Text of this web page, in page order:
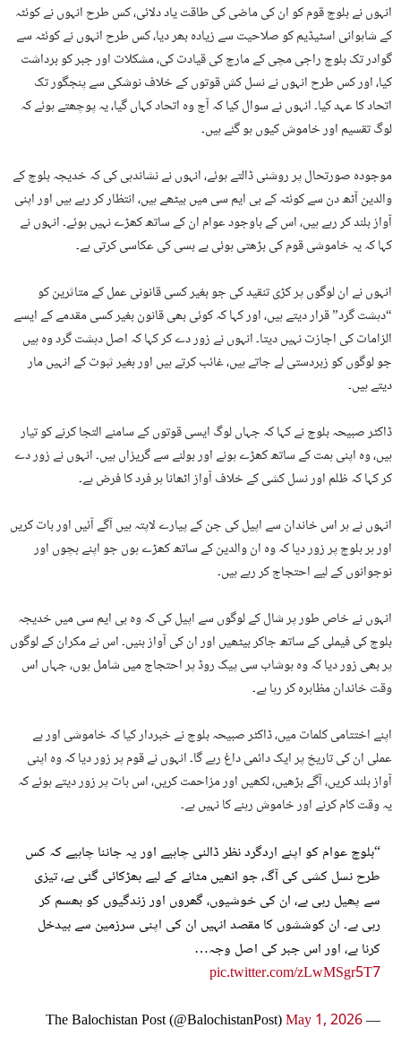
انہوں نے بلوچ قوم کو ان کی ماضی کی طاقت یاد دلائی، کس طرح انہوں نے کوئٹہ
کے شاہوانی اسٹیڈیم کو صلاحیت سے زیادہ بھر دیا، کس طرح انہوں نے کوئٹہ سے
گوادر تک بلوچ راجی مچی کے مارچ کی قیادت کی، مشکلات اور جبر کو برداشت
کیا، اور کس طرح انہوں نے نسل کش قوتوں کے خلاف نوشکی سے پنجگور تک
اتحاد کا عہد کیا۔ انہوں نے سوال کیا کہ آج وہ اتحاد کہاں گیا، یہ پوچھتے ہوئے کہ
لوگ تقسیم اور خاموش کیوں ہو گئے ہیں۔
موجودہ صورتحال پر روشنی ڈالتے ہوئے، انہوں نے نشاندہی کی کہ خدیجہ بلوچ کے
والدین آٹھ دن سے کوئٹہ کے بی ایم سی میں بیٹھے ہیں، انتظار کر رہے ہیں اور اپنی
آواز بلند کر رہے ہیں، اس کے باوجود عوام ان کے ساتھ کھڑے نہیں ہوئے۔ انہوں نے
کہا کہ یہ خاموشی قوم کی بڑھتی ہوئی بے بسی کی عکاسی کرتی ہے۔
انہوں نے ان لوگوں پر کڑی تنقید کی جو بغیر کسی قانونی عمل کے متاثرین کو
“دہشت گرد” قرار دیتے ہیں، اور کہا کہ کوئی بھی قانون بغیر کسی مقدمے کے ایسے
الزامات کی اجازت نہیں دیتا۔ انہوں نے زور دے کر کہا کہ اصل دہشت گرد وہ ہیں
جو لوگوں کو زبردستی لے جاتے ہیں، غائب کرتے ہیں اور بغیر ثبوت کے انہیں مار
دیتے ہیں۔
ڈاکٹر صبیحہ بلوچ نے کہا کہ جہاں لوگ ایسی قوتوں کے سامنے التجا کرنے کو تیار
ہیں، وہ اپنی ہمت کے ساتھ کھڑے ہونے اور بولنے سے گریزاں ہیں۔ انہوں نے زور دے
کر کہا کہ ظلم اور نسل کشی کے خلاف آواز اٹھانا ہر فرد کا فرض ہے۔
انہوں نے ہر اس خاندان سے اپیل کی جن کے پیارے لاپتہ ہیں آگے آئیں اور بات کریں
اور ہر بلوچ پر زور دیا کہ وہ ان والدین کے ساتھ کھڑے ہوں جو اپنے بچوں اور
نوجوانوں کے لیے احتجاج کر رہے ہیں۔
انہوں نے خاص طور پر شال کے لوگوں سے اپیل کی کہ وہ بی ایم سی میں خدیجہ
بلوچ کی فیملی کے ساتھ جاکر بیٹھیں اور ان کی آواز بنیں۔ اس نے مکران کے لوگوں
پر بھی زور دیا کہ وہ ہوشاب سی پیک روڈ پر احتجاج میں شامل ہوں، جہاں اس
وقت خاندان مظاہرہ کر رہا ہے۔
اپنے اختتامی کلمات میں، ڈاکٹر صبیحہ بلوچ نے خبردار کیا کہ خاموشی اور بے
عملی ان کی تاریخ پر ایک دائمی داغ رہے گا۔ انہوں نے قوم پر زور دیا کہ وہ اپنی
آواز بلند کریں، آگے بڑھیں، لکھیں اور مزاحمت کریں، اس بات پر زور دیتے ہوئے کہ
یہ وقت کام کرنے اور خاموش رہنے کا نہیں ہے۔
“بلوچ عوام کو اپنے اردگرد نظر ڈالنی چاہیے اور یہ جاننا چاہیے کہ کس
طرح نسل کشی کی آگ، جو انھیں مٹانے کے لیے بھڑکائی گئی ہے، تیزی
سے پھیل رہی ہے، ان کی خوشیوں، گھروں اور زندگیوں کو بھسم کر
رہی ہے۔ ان کوششوں کا مقصد انہیں ان کی اپنی سرزمین سے بیدخل
کرنا ہے، اور اس جبر کی اصل وجہ…
pic.twitter.com/zLwMSgr5T7
— The Balochistan Post (@BalochistanPost)
May 1, 2026